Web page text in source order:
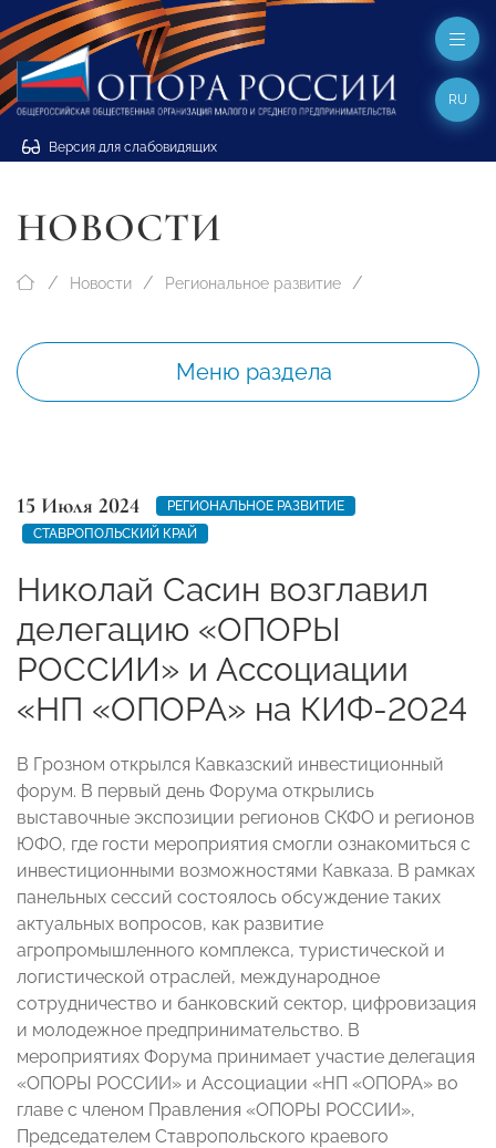
Версия для слабовидящих
RU
НОВОСТИ
Новости Региональное развитие
Меню раздела
15 Июля 2024
РЕГИОНАЛЬНОЕ РАЗВИТИЕ
СТАВРОПОЛЬСКИЙ КРАЙ
Николай Сасин возглавил
делегацию «ОПОРЫ
РОССИИ» и Ассоциации
«НП «ОПОРА» на КИФ-2024
В Грозном открылся Кавказский инвестиционный
форум. В первый день Форума открылись
выставочные экспозиции регионов СКФО и регионов
ЮФО, где гости мероприятия смогли ознакомиться с
инвестиционными возможностями Кавказа. В рамках
панельных сессий состоялось обсуждение таких
актуальных вопросов, как развитие
агропромышленного комплекса, туристической и
логистической отраслей, международное
сотрудничество и банковский сектор, цифровизация
и молодежное предпринимательство. В
мероприятиях Форума принимает участие делегация
«ОПОРЫ РОССИИ» и Ассоциации «НП «ОПОРА» во
главе с членом Правления «ОПОРЫ РОССИИ»,
Председателем Ставропольского краевого